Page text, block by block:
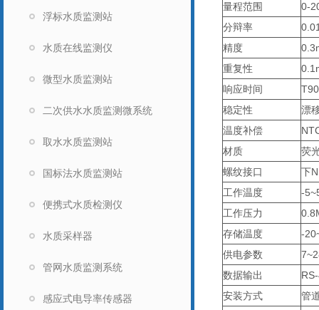
浮标水质监测站
水质在线监测仪
微型水质监测站
二次供水水质监测微系统
取水水质监测站
国标法水质监测站
便携式水质检测仪
水质采样器
管网水质监测系统
感应式电导率传感器
量程范围
0-
分辩率
精度
重复性
响应时间
稳定性
漂
温度补偿
材质
荧
螺纹接口
下
工作温度
-
工作压力
存储温度
-
供电参数
数据输出
安装方式
管